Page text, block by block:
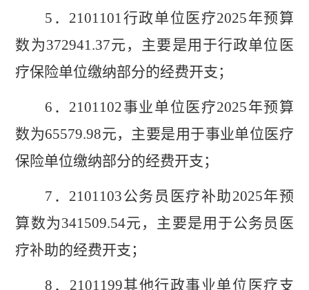
5 ． 2101101 行政单位医疗2025年预算
数为372941.37元， 主要是用于行政单位医
疗保险单位缴纳部分的经费开支；
6 ． 2101102事业单位医疗2025年预算
数为65579.98元， 主要是用于事业单位医疗
保险单位缴纳部分的经费开支；
7 ． 2101103公务员医疗补助2025年预
算数为341509.54元 ， 主要是用于公务员医
疗补助的经费开支；
8 ． 2101199其他行政事业单位医疗支